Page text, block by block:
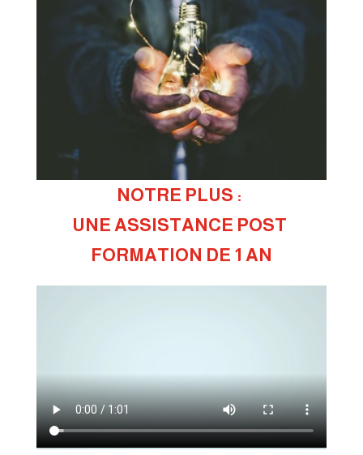
NOTRE PLUS :
UNE ASSISTANCE POST
FORMATION DE 1 AN